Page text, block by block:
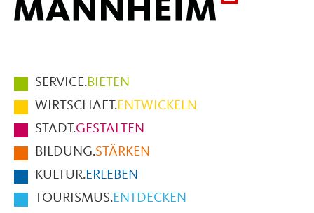
Hauptmenüpunkte
im
Fußbereich
der
Seite
SERVICE.BIETEN
WIRTSCHAFT.ENTWICKELN
STADT.GESTALTEN
BILDUNG.STÄRKEN
KULTUR.ERLEBEN
TOURISMUS.ENTDECKEN